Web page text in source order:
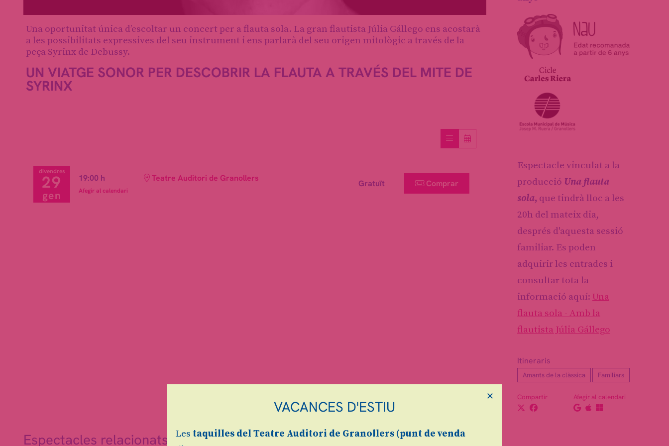
Espectacle vinculat a la
producció Una flauta
sola, que tindrà lloc a les
20h del mateix dia,
després d'aquesta sessió
familiar. Es poden
adquirir les entrades i
consultar tota la
informació aquí: Una
flauta sola - Amb la
flautista Júlia Gállego
Itineraris
Amants de la clàssica Familiars
Compartir Afegir al calendari
Una oportunitat única d’escoltar un concert per a flauta sola. La gran flautista Júlia Gállego ens acostarà
a les possibilitats expressives del seu instrument i ens parlarà del seu origen mitològic a través de la
peça Syrinx de Debussy.
UN VIATGE SONOR PER DESCOBRIR LA FLAUTA A TRAVÉS DEL MITE DE
SYRINX
divendres
29
gen
19:00 h Teatre Auditori de Granollers
Afegir al calendari
Gratuït Comprar
Espectacles relacionats
VACANCES D'ESTIU
Les taquilles del Teatre Auditori de Granollers (punt de venda
×